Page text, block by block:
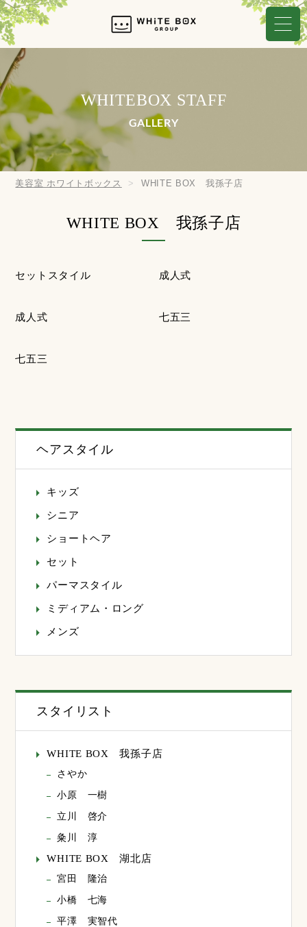
WHITEBOX STAFF
GALLERY
美容室 ホワイトボックス WHITE BOX 我孫子店
WHITE BOX 我孫子店
セットスタイル 成人式
成人式 七五三
七五三
ヘアスタイル
キッズ
シニア
ショートヘア
セット
パーマスタイル
ミディアム・ロング
メンズ
スタイリスト
WHITE BOX 我孫子店
さやか
小原 一樹
立川 啓介
粂川 淳
WHITE BOX 湖北店
宮田 隆治
小橋 七海
平澤 実智代